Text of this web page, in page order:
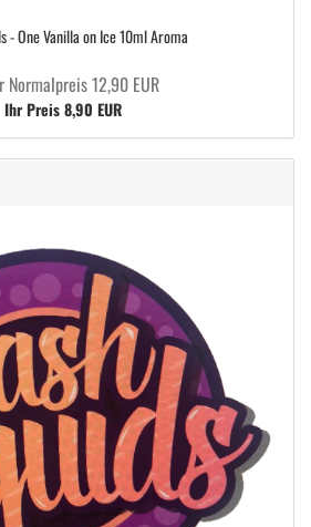
- One Vanilla on Ice 10ml Aroma
Normalpreis 12,90 EUR
Ihr Preis 8,90 EUR